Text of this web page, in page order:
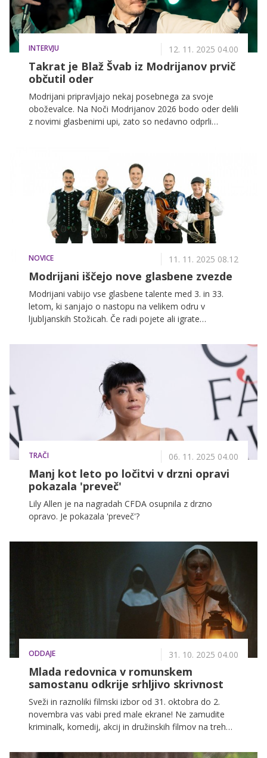
INTERVJU 12. 11. 2025 04.00
Takrat je Blaž Švab iz Modrijanov prvič
občutil oder
Modrijani pripravljajo nekaj posebnega za svoje
oboževalce. Na Noči Modrijanov 2026 bodo oder delili
z novimi glasbenimi upi, zato so nedavno odprli
NOVICE 11. 11. 2025 08.12
Modrijani iščejo nove glasbene zvezde
Modrijani vabijo vse glasbene talente med 3. in 33.
letom, ki sanjajo o nastopu na velikem odru v
ljubljanskih Stožicah. Če radi pojete ali igrate
glasbenega doživetja Noči Modrijanov 2026, preverite
TRAČI 06. 11. 2025 04.00
Manj kot leto po ločitvi v drzni opravi
pokazala 'preveč'
Lily Allen je na nagradah CFDA osupnila z drzno
opravo. Je pokazala 'preveč'?
ODDAJE 31. 10. 2025 04.00
Mlada redovnica v romunskem
samostanu odkrije srhljivo skrivnost
Sveži in raznoliki filmski izbor od 31. oktobra do 2.
novembra vas vabi pred male ekrane! Ne zamudite
kriminalk, komedij, akcij in družinskih filmov na treh
POP TV, Kanal A in KINO.